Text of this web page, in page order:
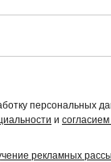
персональных
и
рекламных